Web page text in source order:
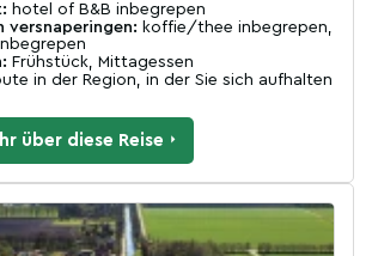
hotel of B&B inbegrepen
versnaperingen: koffie/thee inbegrepen,
Frühstück, Mittagessen
in der Region, in der Sie sich aufhalten
über diese Reise